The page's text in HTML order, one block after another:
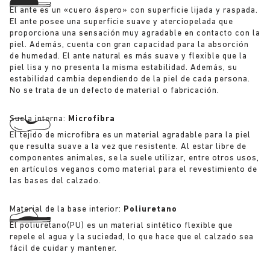
El ante es un «cuero áspero» con superficie lijada y raspada.
El ante posee una superficie suave y aterciopelada que
proporciona una sensación muy agradable en contacto con la
piel. Además, cuenta con gran capacidad para la absorción
de humedad. El ante natural es más suave y flexible que la
piel lisa y no presenta la misma estabilidad. Además, su
estabilidad cambia dependiendo de la piel de cada persona.
No se trata de un defecto de material o fabricación.
Suela interna: Microfibra
El tejido de microfibra es un material agradable para la piel
que resulta suave a la vez que resistente. Al estar libre de
componentes animales, se la suele utilizar, entre otros usos,
en artículos veganos como material para el revestimiento de
las bases del calzado.
Material de la base interior: Poliuretano
El poliuretano(PU) es un material sintético flexible que
repele el agua y la suciedad, lo que hace que el calzado sea
fácil de cuidar y mantener.